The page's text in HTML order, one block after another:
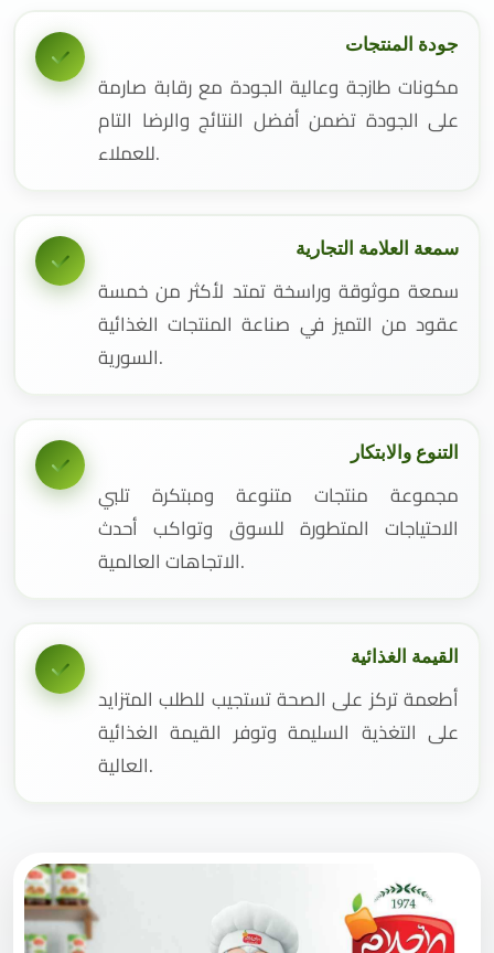
جودة المنتجات
مكونات طازجة وعالية الجودة مع رقابة صارمة
على الجودة تضمن أفضل النتائج والرضا التام
للعملاء.
سمعة العلامة التجارية
سمعة موثوقة وراسخة تمتد لأكثر من خمسة
عقود من التميز في صناعة المنتجات الغذائية
السورية.
التنوع والابتكار
مجموعة منتجات متنوعة ومبتكرة تلبي
الاحتياجات المتطورة للسوق وتواكب أحدث
الاتجاهات العالمية.
القيمة الغذائية
أطعمة تركز على الصحة تستجيب للطلب المتزايد
على التغذية السليمة وتوفر القيمة الغذائية
العالية.